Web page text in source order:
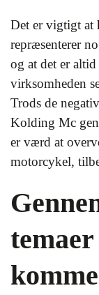
Det er vigtigt at
repræsenterer
og at det er
virksomheden
Trods de
Kolding Mc
er værd at
motorcykel,